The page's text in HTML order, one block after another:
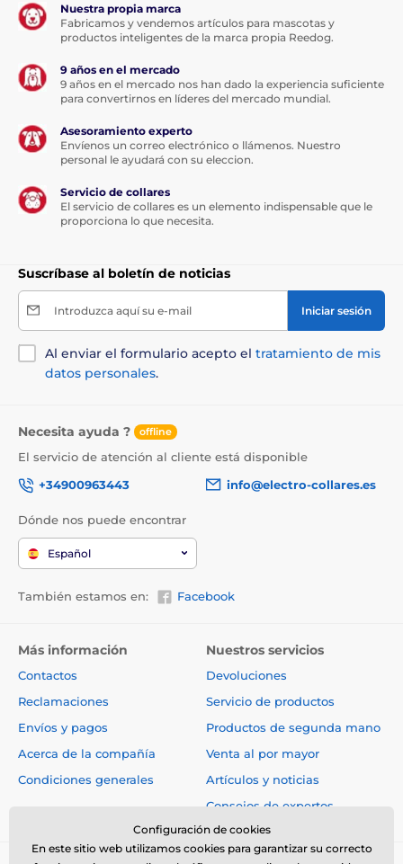
Las especificaciones técnicas pueden cambiar sin
carácter ilustrativo.
El producto aparece en las categorías
Arneses Para gatos
Nuestra propia marca
Fabricamos y vendemos artículos para mascotas y
productos inteligentes de la marca propia Reedog.
9 años en el mercado
9 años en el mercado nos han dado la experiencia suficiente
para convertirnos en líderes del mercado mundial.
Asesoramiento experto
Envíenos un correo electrónico o llámenos. Nuestro
personal le ayudará con su eleccion.
Servicio de collares
El servicio de collares es un elemento indispensable que le
proporciona lo que necesita.
Suscríbase al boletín de noticias
Introduzca aquí su e-mail Iniciar sesión
Al enviar el formulario acepto el tratamiento de mis
datos personales.
Necesita ayuda ? offline
El servicio de atención al cliente está disponible
+34900963443
info@electro-collares.es
Dónde nos puede encontrar
Español
También estamos en: Facebook
Más información
Contactos
Reclamaciones
Envíos y pagos
Acerca de la compañía
Condiciones generales
Nuestros servicios
Devoluciones
Servicio de productos
Productos de segunda mano
Venta al por mayor
Artículos y noticias
Consejos de expertos
Configuración de cookies
En este sitio web utilizamos cookies para garantizar su correcto